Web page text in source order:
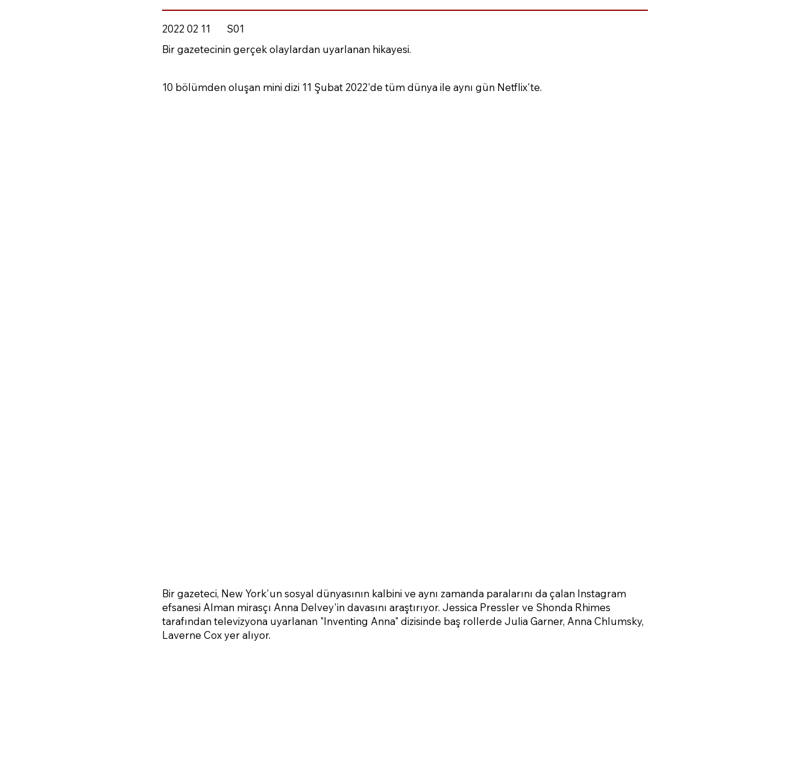
2022 02 11
S01
Bir gazetecinin gerçek olaylardan uyarlanan hikayesi.
10 bölümden oluşan mini dizi 11 Şubat 2022'de tüm dünya ile aynı gün Netflix'te.
Bir gazeteci, New York'un sosyal dünyasının kalbini ve aynı zamanda paralarını da çalan Instagram
efsanesi Alman mirasçı Anna Delvey'in davasını araştırıyor. Jessica Pressler ve Shonda Rhimes
tarafından televizyona uyarlanan "Inventing Anna" dizisinde baş rollerde Julia Garner, Anna Chlumsky,
Laverne Cox yer alıyor.